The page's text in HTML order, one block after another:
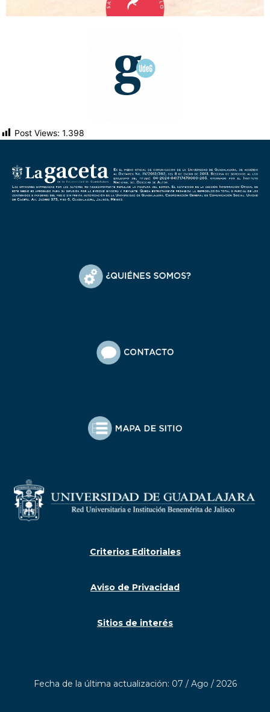
Post Views: 1.398
Criterios Editoriales
Aviso de Privacidad
Sitios de interés
Fecha de la última actualización: 07 / Ago / 2026